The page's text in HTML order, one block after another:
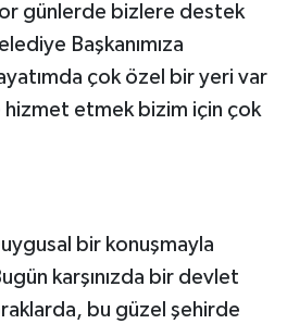
günlerde bizlere destek
Başkanımıza
çok özel bir yeri var
etmek bizim için çok
bir konuşmayla
karşınızda bir devlet
bu güzel şehirde